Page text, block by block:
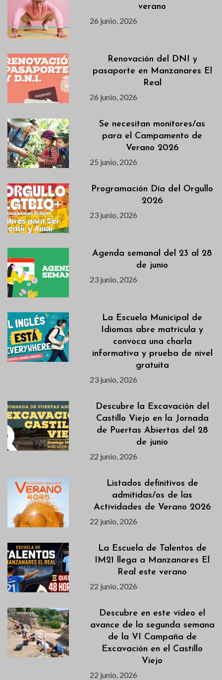
verano
26 junio, 2026
Renovación del DNI y
pasaporte en Manzanares El
Real
26 junio, 2026
Se necesitan monitores/as
para el Campamento de
Verano 2026
25 junio, 2026
Programación Día del Orgullo
2026
23 junio, 2026
Agenda semanal del 23 al 28
de junio
23 junio, 2026
La Escuela Municipal de
Idiomas abre matrícula y
convoca una charla
informativa y prueba de nivel
gratuita
23 junio, 2026
Descubre la Excavación del
Castillo Viejo en la Jornada
de Puertas Abiertas del 28
de junio
22 junio, 2026
Listados definitivos de
admitidas/os de las
Actividades de Verano 2026
22 junio, 2026
La Escuela de Talentos de
IM21 llega a Manzanares El
Real este verano
22 junio, 2026
Descubre en este vídeo el
avance de la segunda semana
de la VI Campaña de
Excavación en el Castillo
Viejo
22 junio, 2026